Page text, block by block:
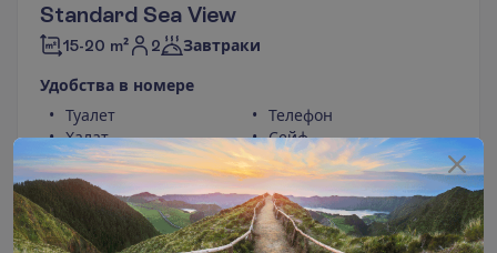
Standard Sea View
15-20 m² 2 Завтраки
Удобства в номере
Туалет
Халат
Тапочки
Телефон
Сейф
Фен
Ванна или душ
Подробнее
7 ночей, 11.10.2026 - 18.10.2026